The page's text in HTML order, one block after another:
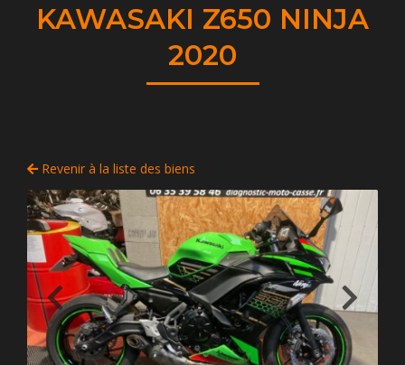
KAWASAKI Z650 NINJA
2020
Revenir à la liste des biens